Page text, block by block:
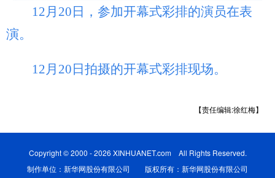
12月20日，参加开幕式彩排的演员在表
演。
12月20日拍摄的开幕式彩排现场。
【责任编辑:徐红梅】
Copyright © 2000 - 2026 XINHUANET.com All Rights Reserved.
制作单位：新华网股份有限公司 版权所有：新华网股份有限公司